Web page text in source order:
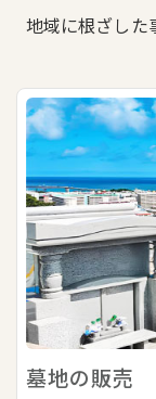
地域に根ざした
墓地の販売